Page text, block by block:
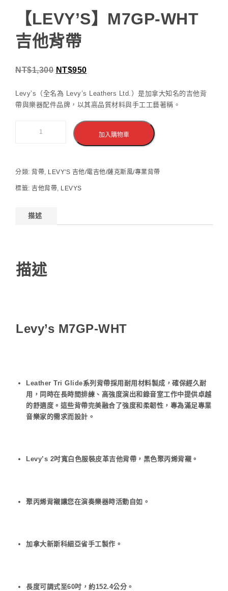
【LEVY’S】M7GP-WHT
吉他背帶
NT$1,300 NT$950
Levy’s（全名為 Levy’s Leathers Ltd.）是加拿大知名的吉他背
帶與樂器配件品牌，以其高品質材料與手工工藝著稱。
加入購物車
分類: 背帶 LEVY'S 吉他/電吉他/薩克斯風/專業背帶
標籤: 吉他背帶 LEVYS
描述
描述
Levy’s M7GP-WHT
Leather Tri Glide系列背帶採用耐用材料製成，確保經久耐
用，同時在長時間排練、高強度演出和錄音室工作中提供卓越
的舒適度。這些背帶完美融合了強度和柔韌性，專為滿足專業
音樂家的需求而設計。
Levy’s 2吋寬白色服裝皮革吉他背帶，黑色聚丙烯背襯。
聚丙烯背襯讓您在演奏樂器時活動自如。
加拿大新斯科細亞省手工製作。
長度可調式至60吋，約152.4公分。